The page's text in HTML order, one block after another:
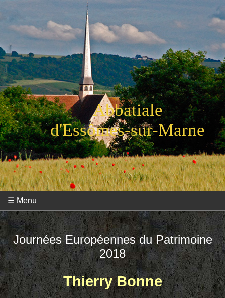
Abbatiale
d'Essômes-sur-Marne
☰ Menu
Journées Européennes du Patrimoine
2018
Thierry Bonne